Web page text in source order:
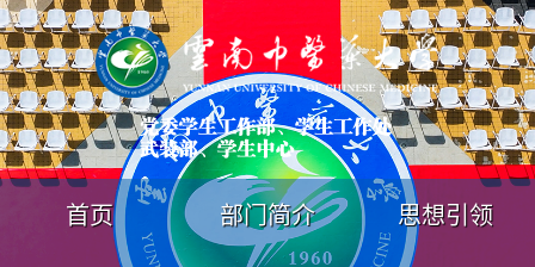
首页 部门简介 思想引领